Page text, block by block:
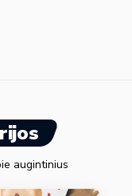
augintinius